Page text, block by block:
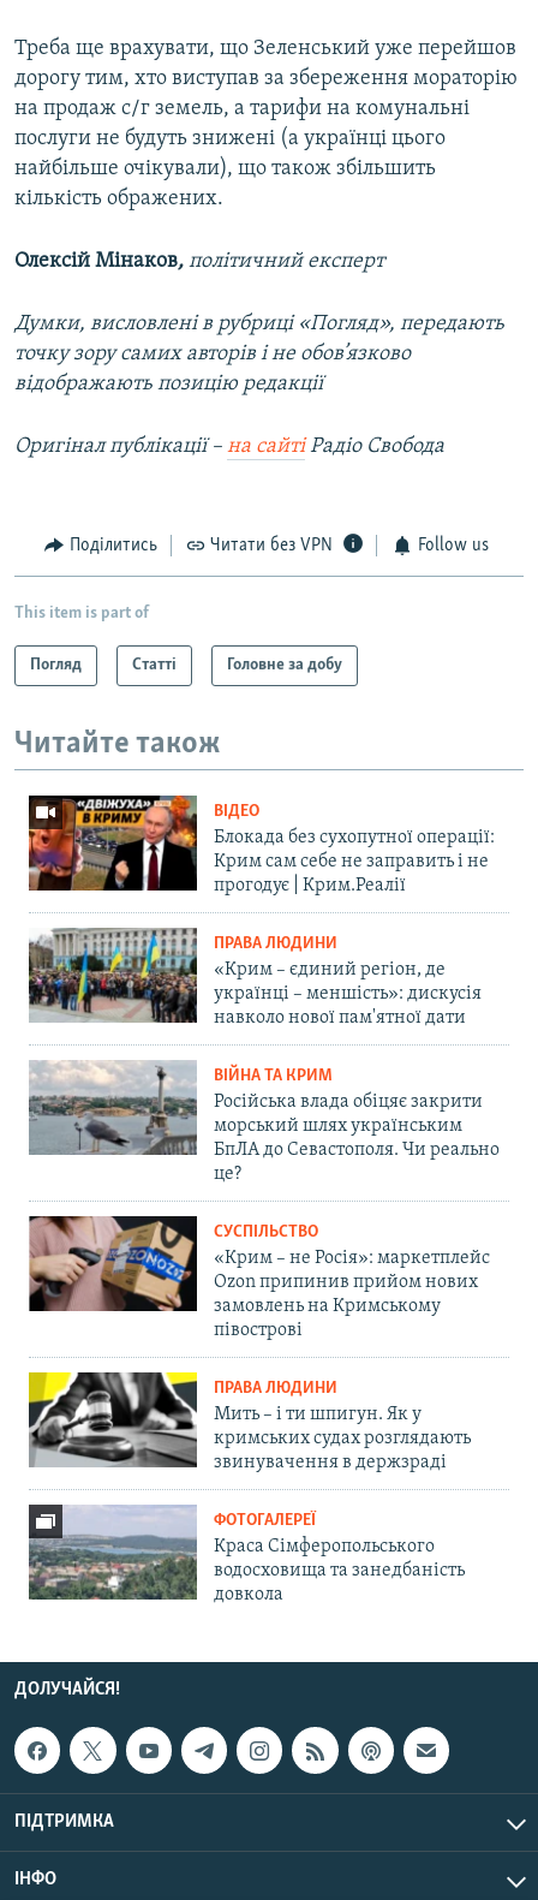
Треба ще врахувати, що Зеленський уже перейшов
дорогу тим, хто виступав за збереження мораторію
на продаж с/г земель, а тарифи на комунальні
послуги не будуть знижені (а українці цього
найбільше очікували), що також збільшить
кількість ображених.
Олексій Мінаков, політичний експерт
Думки, висловлені в рубриці «Погляд», передають
точку зору самих авторів і не обов’язково
відображають позицію редакції
Оригінал публікації – на сайтіРадіо Свобода
Поділитись Читати без VPN Follow us
This item is part of
Погляд Статті Головне за добу
Читайте також
ВІДЕО
Блокада без сухопутної операції:
Крим сам себе не заправить і не
прогодує | Крим.Реалії
ПРАВА ЛЮДИНИ
«Крим – єдиний регіон, де
українці – меншість»: дискусія
навколо нової пам'ятної дати
ВІЙНА ТА КРИМ
Російська влада обіцяє закрити
морський шлях українським
БпЛА до Севастополя. Чи реально
це?
СУСПІЛЬСТВО
«Крим – не Росія»: маркетплейс
Ozon припинив прийом нових
замовлень на Кримському
півострові
ПРАВА ЛЮДИНИ
Мить – і ти шпигун. Як у
кримських судах розглядають
звинувачення в держзраді
ФОТОГАЛЕРЕЇ
Краса Сімферопольського
водосховища та занедбаність
довкола
ДОЛУЧАЙСЯ!
ПІДТРИМКА
ІНФО